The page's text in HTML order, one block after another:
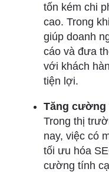
tốn kém chi
cao. Trong
giúp doanh
cáo và đưa
với khách
tiện lợi.
Tăng cường
Trong thị
nay, việc có
tối ưu hóa
cường tính